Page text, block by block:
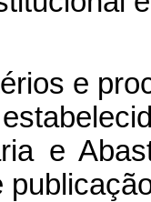
e
e